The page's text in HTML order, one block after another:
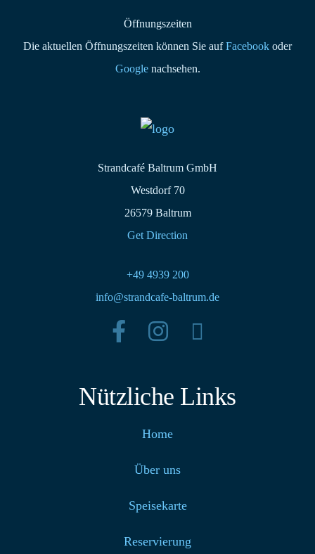
Öffnungszeiten
Die aktuellen Öffnungszeiten können Sie aufFacebook oder
Googlenachsehen.
Strandcafé Baltrum GmbH
Westdorf 70
26579 Baltrum
Get Direction
+49 4939 200
info@strandcafe-baltrum.de
Nützliche Links
Home
Über uns
Speisekarte
Reservierung